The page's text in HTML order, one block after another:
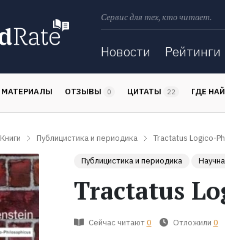
Сервис для тех, кто читает.
Новости Рейтинги
МАТЕРИАЛЫ ОТЗЫВЫ 0 ЦИТАТЫ 22 ГДЕ
Книги Публицистика и периодика Tractatus Logico-
Публицистика и периодика
Tractatus
Сейчас читают 0 Отложили 0